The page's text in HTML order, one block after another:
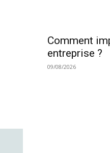
Comment
entreprise ?
09/08/2026